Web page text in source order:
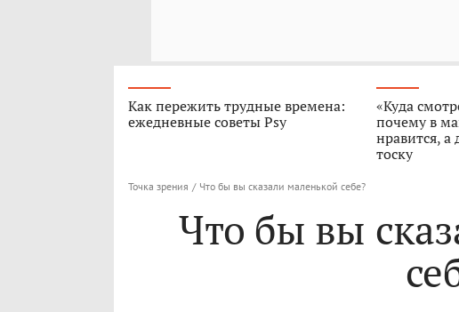
Как пережить трудные времена:
ежедневные советы Psy
«Куда
почему в
нравится, а
тоску
Точка зрения / Что бы вы сказали маленькой себе?
Что бы вы